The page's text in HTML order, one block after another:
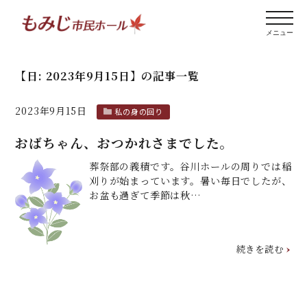
【日: 2023年9月15日】 の記事一覧
2023年9月15日 私の身の回り
おばちゃん、おつかれさまでした。
葬祭部の義積です。谷川ホールの周りでは稲
刈りが始まっています。暑い毎日でしたが、
お盆も過ぎて季節は秋…
続きを読む